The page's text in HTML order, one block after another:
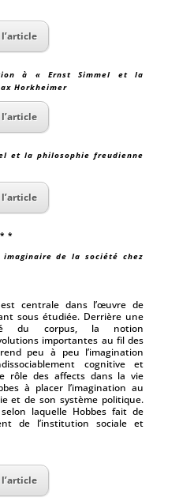
à « Ernst Simmel et la
Horkheimer
et la philosophie freudienne
*
imaginaire de la société chez
centrale dans l’œuvre de
sous étudiée. Derrière une
du corpus, la notion
importantes au fil des
peu à peu l’imagination
cognitive et
rôle des affects dans la vie
à placer l’imagination au
et de son système politique.
laquelle Hobbes fait de
de l’institution sociale et